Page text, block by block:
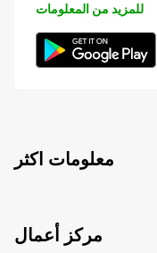
للمزيد من المعلومات
معلومات اكثر
مركز أعمال